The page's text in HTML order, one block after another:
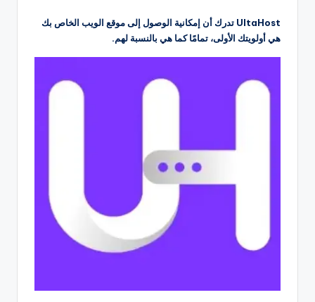
UltaHost تدرك أن إمكانية الوصول إلى موقع الويب الخاص بك
هي أولويتك الأولى، تمامًا كما هي بالنسبة لهم.